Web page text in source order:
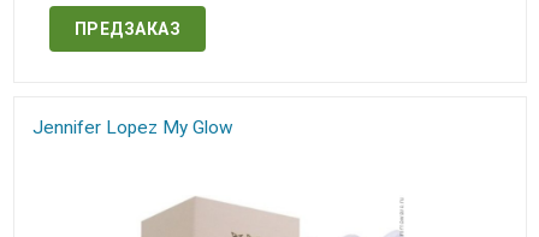
ПРЕДЗАКАЗ
Jennifer Lopez My Glow​​